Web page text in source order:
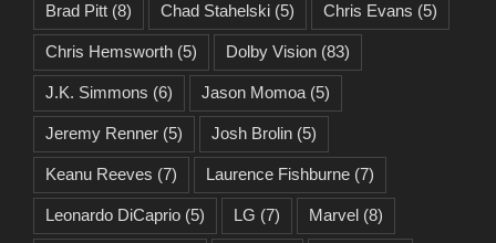
Brad Pitt (8) Chad Stahelski (5) Chris Evans (5)
Chris Hemsworth (5) Dolby Vision (83)
J.K. Simmons (6) Jason Momoa (5)
Jeremy Renner (5) Josh Brolin (5)
Keanu Reeves (7) Laurence Fishburne (7)
Leonardo DiCaprio (5) LG (7) Marvel (8)